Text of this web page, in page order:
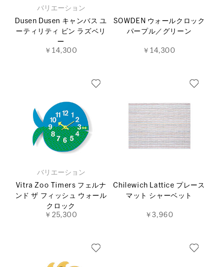
バリエーション
Dusen Dusen キャンバス ユ
ーティリティ ビン ラズベリ
ー
￥14,300
SOWDEN ウォールクロック
パープル／グリーン
￥14,300
バリエーション
Vitra Zoo Timers フェルナ
ンド ザ フィッシュ ウォール
クロック
￥25,300
Chilewich Lattice プレース
マット シャーベット
￥3,960